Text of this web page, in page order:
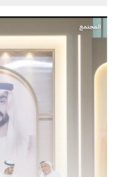
المجتمع